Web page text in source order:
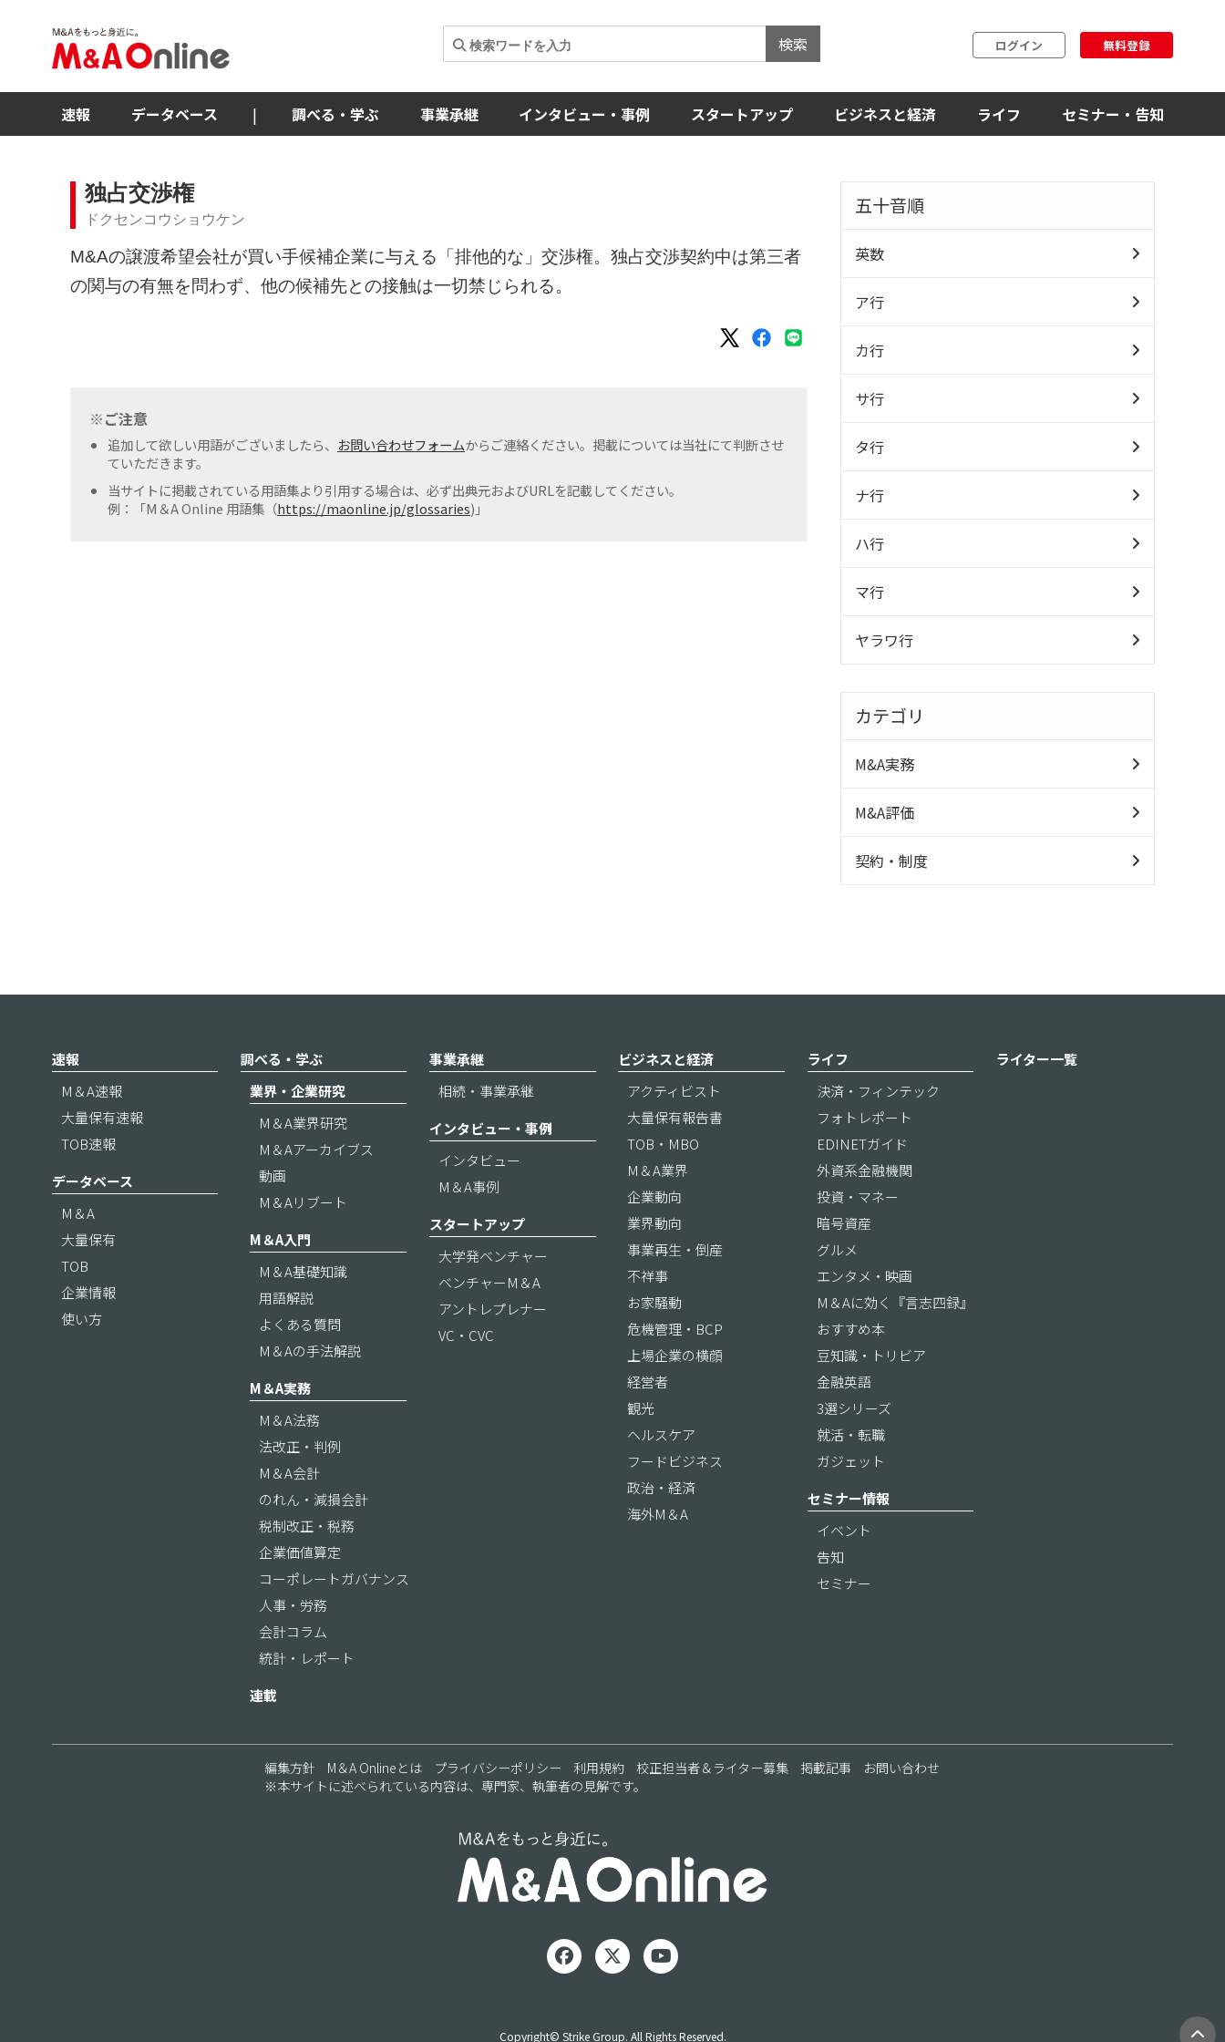
検索 ログイン 無料登録
速報 データベース | 調べる・学ぶ 事業承継 インタビュー・事例 スタートアップ ビジネスと経済 ライフ セミナー・告知
独占交渉権
ドクセンコウショウケン
M&Aの譲渡希望会社が買い手候補企業に与える「排他的な」交渉権。独占交渉契約中は第三者
の関与の有無を問わず、他の候補先との接触は一切禁じられる。
※ご注意
追加して欲しい用語がございましたら、 お問い合わせフォームからご連絡ください。掲載については当社にて判断させ
ていただきます。
当サイトに掲載されている用語集より引用する場合は、必ず出典元およびURLを記載してください。
例：「M＆A Online 用語集（https://maonline.jp/glossaries)」
五十音順
英数
ア行
カ行
サ行
タ行
ナ行
ハ行
マ行
ヤラワ行
カテゴリ
M&A実務
M&A評価
契約・制度
速報
M＆A速報
大量保有速報
TOB速報
データベース
M＆A
大量保有
TOB
企業情報
使い方
調べる・学ぶ
業界・企業研究
M＆A業界研究
M＆Aアーカイブス
動画
M＆Aリブート
M＆A入門
M＆A基礎知識
用語解説
よくある質問
M＆Aの手法解説
M＆A実務
M＆A法務
法改正・判例
M＆A会計
のれん・減損会計
税制改正・税務
企業価値算定
コーポレートガバナンス
人事・労務
会計コラム
統計・レポート
連載
事業承継
相続・事業承継
インタビュー・事例
インタビュー
M＆A事例
スタートアップ
大学発ベンチャー
ベンチャーM＆A
アントレプレナー
VC・CVC
ビジネスと経済
アクティビスト
大量保有報告書
TOB・MBO
M＆A業界
企業動向
業界動向
事業再生・倒産
不祥事
お家騒動
危機管理・BCP
上場企業の横顔
経営者
観光
ヘルスケア
フードビジネス
政治・経済
海外M＆A
ライフ
決済・フィンテック
フォトレポート
EDINETガイド
外資系金融機関
投資・マネー
暗号資産
グルメ
エンタメ・映画
M＆Aに効く『言志四録』
おすすめ本
豆知識・トリビア
金融英語
3選シリーズ
就活・転職
ガジェット
セミナー情報
イベント
告知
セミナー
ライター一覧
編集方針 M＆A Onlineとは プライバシーポリシー 利用規約 校正担当者＆ライター募集 掲載記事
お問い合わせ
※本サイトに述べられている内容は、専門家、執筆者の見解です。
Copyright© Strike Group. All Rights Reserved.